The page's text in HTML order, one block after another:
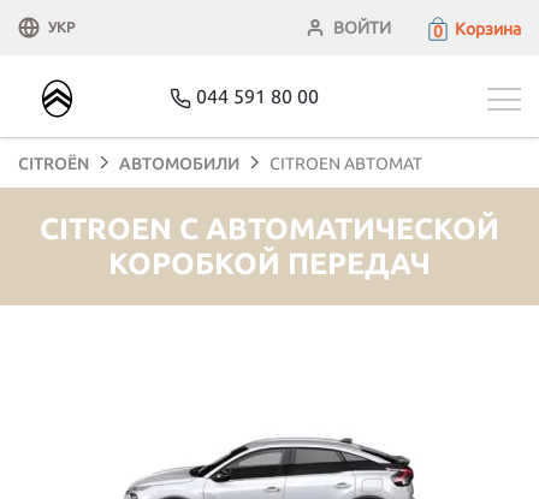
УКР ВОЙТИ 0 Корзина
044 591 80 00
CITROЁN АВТОМОБИЛИ CITROEN АВТОМАТ
CITROEN С АВТОМАТИЧЕСКОЙ
КОРОБКОЙ ПЕРЕДАЧ